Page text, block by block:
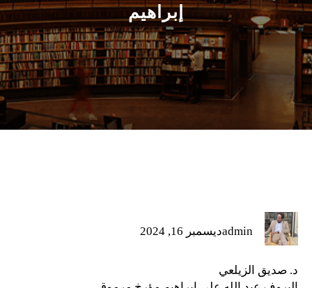
إبراهيم
adminديسمبر 16, 2024
د. صديق الزيلعي